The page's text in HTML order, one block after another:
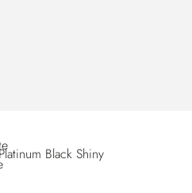
Black Shiny